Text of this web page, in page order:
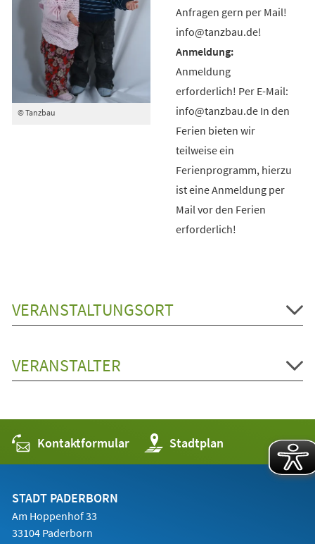
© Tanzbau
Anfragen gern per Mail!
info@tanzbau.de!
Anmeldung
erforderlich! Per E-Mail:
info@tanzbau.de In den
Ferien bieten wir
teilweise ein
Ferienprogramm, hierzu
ist eine Anmeldung per
Mail vor den Ferien
erforderlich!
VERANSTALTUNGSORT
VERANSTALTER
Kontaktformular Stadtplan
(Öffnet
in
einem
STADT PADERBORN
Am Hoppenhof 33
33104 Paderborn